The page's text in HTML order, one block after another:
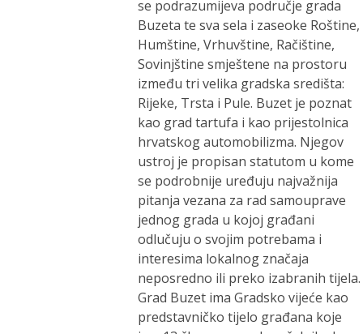
se podrazumijeva područje grada
Buzeta te sva sela i zaseoke Roštine,
Humštine, Vrhuvštine, Račištine,
Sovinjštine smještene na prostoru
između tri velika gradska središta:
Rijeke, Trsta i Pule. Buzet je poznat
kao grad tartufa i kao prijestolnica
hrvatskog automobilizma. Njegov
ustroj je propisan statutom u kome
se podrobnije uređuju najvažnija
pitanja vezana za rad samouprave
jednog grada u kojoj građani
odlučuju o svojim potrebama i
interesima lokalnog značaja
neposredno ili preko izabranih tijela.
Grad Buzet ima Gradsko vijeće kao
predstavničko tijelo građana koje